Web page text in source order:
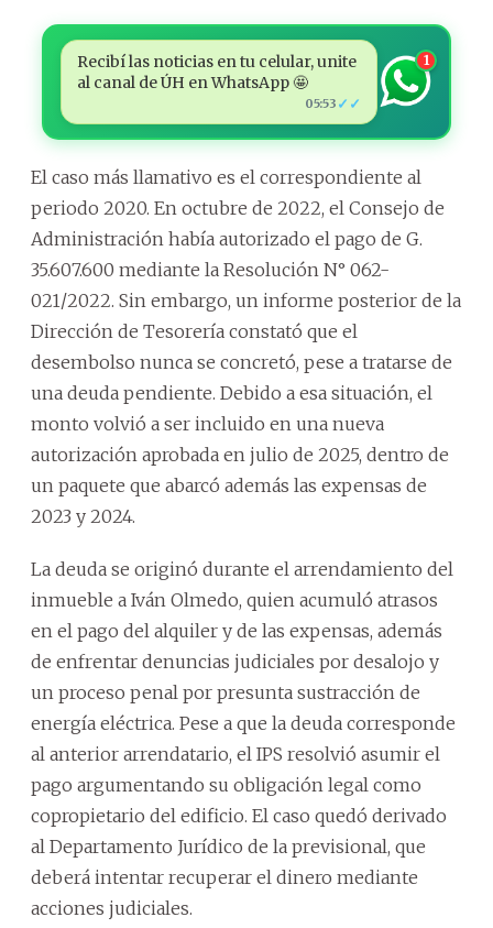
Recibí las noticias en tu celular, unite
al canal de ÚH en WhatsApp 🤩
05:53 ✓✓
1
El caso más llamativo es el correspondiente al
periodo 2020. En octubre de 2022, el Consejo de
Administración había autorizado el pago de G.
35.607.600 mediante la Resolución N° 062-
021/2022. Sin embargo, un informe posterior de la
Dirección de Tesorería constató que el
desembolso nunca se concretó, pese a tratarse de
una deuda pendiente. Debido a esa situación, el
monto volvió a ser incluido en una nueva
autorización aprobada en julio de 2025, dentro de
un paquete que abarcó además las expensas de
2023 y 2024.
La deuda se originó durante el arrendamiento del
inmueble a Iván Olmedo, quien acumuló atrasos
en el pago del alquiler y de las expensas, además
de enfrentar denuncias judiciales por desalojo y
un proceso penal por presunta sustracción de
energía eléctrica. Pese a que la deuda corresponde
al anterior arrendatario, el IPS resolvió asumir el
pago argumentando su obligación legal como
copropietario del edificio. El caso quedó derivado
al Departamento Jurídico de la previsional, que
deberá intentar recuperar el dinero mediante
acciones judiciales.